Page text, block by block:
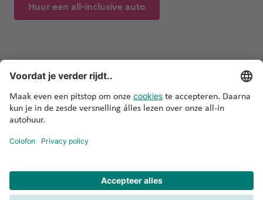
Huur een all-inclusive auto